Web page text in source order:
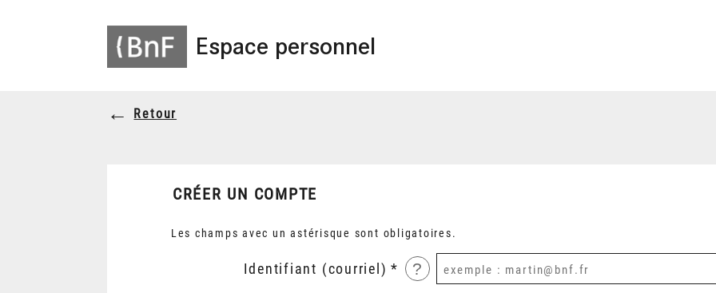
Espace personnel
Retour
CRÉER UN COMPTE
Les champs avec un astérisque sont obligatoires.
Identifiant (courriel) ?